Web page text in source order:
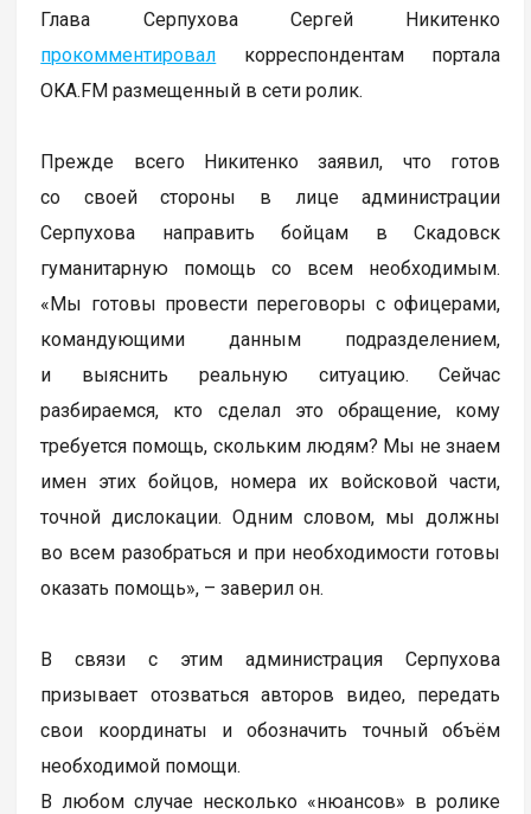
Глава Серпухова Сергей Никитенко
прокомментировал корреспондентам портала
OKA.FM размещенный в сети ролик.
Прежде всего Никитенко заявил, что готов
со своей стороны в лице администрации
Серпухова направить бойцам в Скадовск
гуманитарную помощь со всем необходимым.
«Мы готовы провести переговоры с офицерами,
командующими данным подразделением,
и выяснить реальную ситуацию. Сейчас
разбираемся, кто сделал это обращение, кому
требуется помощь, скольким людям? Мы не знаем
имен этих бойцов, номера их войсковой части,
точной дислокации. Одним словом, мы должны
во всем разобраться и при необходимости готовы
оказать помощь», – заверил он.
В связи с этим администрация Серпухова
призывает отозваться авторов видео, передать
свои координаты и обозначить точный объём
необходимой помощи.
В любом случае несколько «нюансов» в ролике